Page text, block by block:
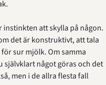
instinkten att skylla på någon.
det är konstruktivt, att tala
sur mjölk. Om samma
självklart något göras och det
men i de allra flesta fall